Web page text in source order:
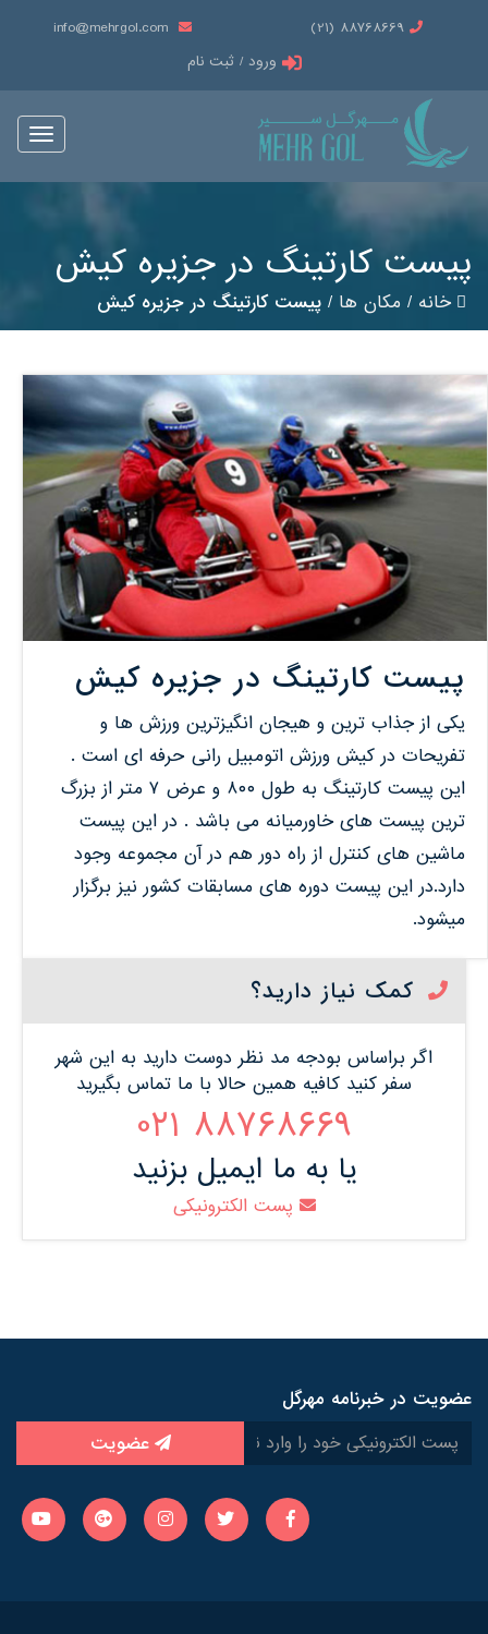
88768669 (21)
info@mehrgol.com
ورود / ثبت نام
Toggle
پیست کارتینگ در جزیره کیش
خانه/ مکان ها/ پیست کارتینگ در جزیره کیش
پیست کارتینگ در جزیره کیش
یکی از جذاب ترین و هیجان انگیزترین ورزش ها و
تفریحات در کیش ورزش اتومبیل رانی حرفه ای است .
این پیست کارتینگ به طول ۸۰۰ و عرض ۷ متر از بزرگ
ترین پیست های خاورمیانه می باشد . در این پیست
ماشین هاى کنترل از راه دور هم در آن مجموعه وجود
دارد.در این پیست دوره های مسابقات کشور نیز برگزار
میشود.
کمک نیاز دارید؟
اگر براساس بودجه مد نظر دوست دارید به این شهر
سفر کنید کافیه همین حالا با ما تماس بگیرید
88768669 021
یا به ما ایمیل بزنید
پست الکترونیکی
عضویت در خبرنامه مهرگل
عضویت